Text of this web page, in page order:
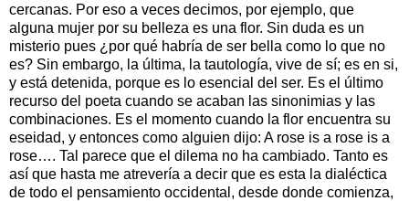
cercanas. Por eso a veces decimos, por ejemplo, que
alguna mujer por su belleza es una flor. Sin duda es un
misterio pues ¿por qué habría de ser bella como lo que no
es? Sin embargo, la última, la tautología, vive de sí; es en si,
y está detenida, porque es lo esencial del ser. Es el último
recurso del poeta cuando se acaban las sinonimias y las
combinaciones. Es el momento cuando la flor encuentra su
eseidad, y entonces como alguien dijo: A rose is a rose is a
rose…. Tal parece que el dilema no ha cambiado. Tanto es
así que hasta me atrevería a decir que es esta la dialéctica
de todo el pensamiento occidental, desde donde comienza,